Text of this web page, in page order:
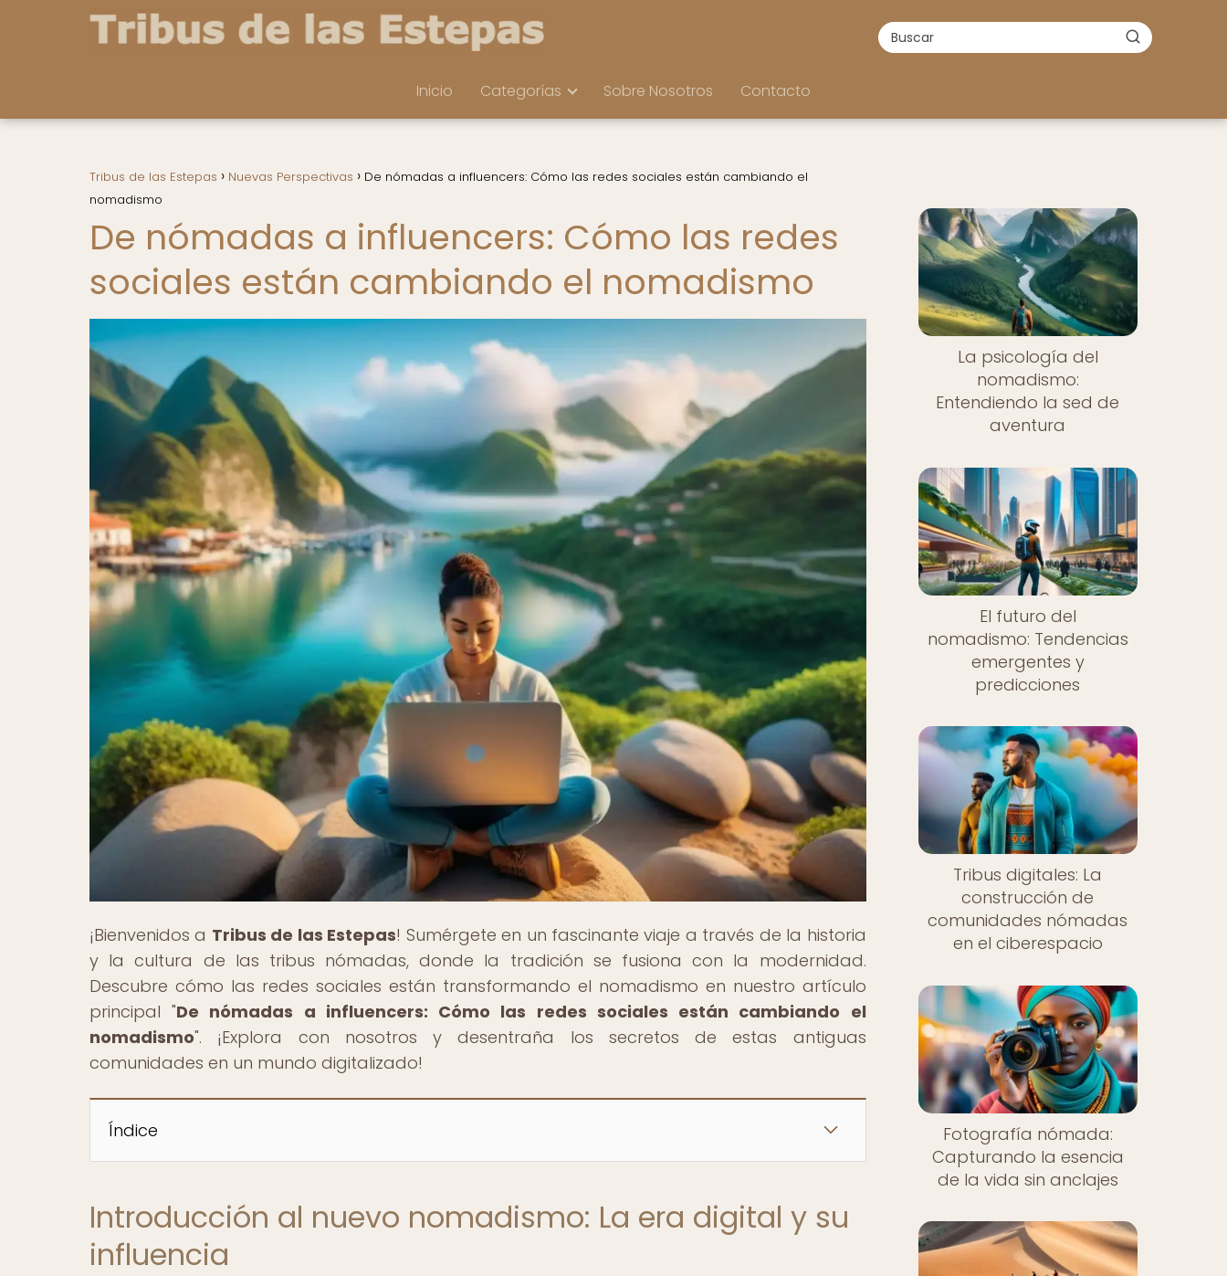
Inicio Categorías Sobre Nosotros Contacto
Tribus de las Estepas Nuevas Perspectivas
De nómadas a influencers: Cómo las redes sociales están cambiando el
nomadismo
De nómadas a influencers: Cómo las redes
sociales están cambiando el nomadismo
¡Bienvenidos a Tribus de las Estepas! Sumérgete en un fascinante viaje a través de la historia
y la cultura de las tribus nómadas, donde la tradición se fusiona con la modernidad.
Descubre cómo las redes sociales están transformando el nomadismo en nuestro artículo
principal "De nómadas a influencers: Cómo las redes sociales están cambiando el
nomadismo". ¡Explora con nosotros y desentraña los secretos de estas antiguas
comunidades en un mundo digitalizado!
Índice
Introducción al nuevo nomadismo: La era digital y su
influencia
La psicología del
nomadismo:
Entendiendo la sed de
aventura
El futuro del
nomadismo: Tendencias
emergentes y
predicciones
Tribus digitales: La
construcción de
comunidades nómadas
en el ciberespacio
Fotografía nómada:
Capturando la esencia
de la vida sin anclajes